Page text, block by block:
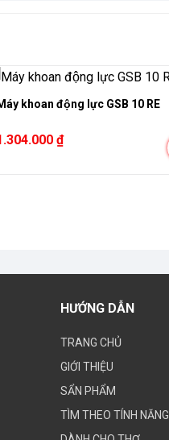
khoan động lực GSB 10 RE
₫
HƯỚNG DẪN
TRANG CHỦ
GIỚI THIỆU
SẨN PHẨM
TÌM THEO TÍNH NĂNG